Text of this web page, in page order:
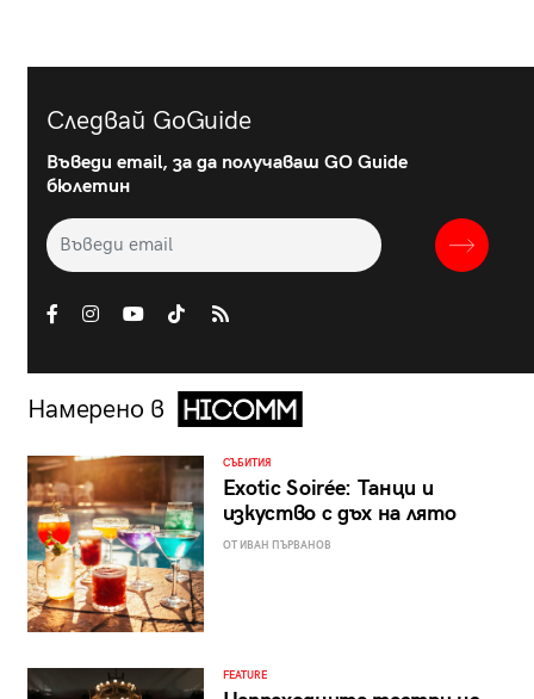
Следвай GoGuide
Въведи email, за да получаваш GO Guide
бюлетин
Намерено в
СЪБИТИЯ
Exotic Soirée: Танци и
изкуство с дъх на лято
ОТ ИВАН ПЪРВАНОВ
FEATURE